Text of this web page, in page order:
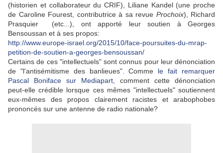
(historien et collaborateur du CRIF), Liliane Kandel (une proche
de Caroline Fourest, contributrice à sa revue Prochoix), Richard
Prasquier (etc...), ont apporté leur soutien à Georges
Bensoussan et à ses propos:
http://www.europe-israel.org/2015/10/face-poursuites-du-mrap-
petition-de-soutien-a-georges-bensoussan/
Certains de ces "intellectuels" sont connus pour leur dénonciation
de "l'antisémitisme des banlieues". Comme le fait remarquer
Pascal Boniface sur Mediapart , comment cette dénonciation
peut-elle crédible lorsque ces mêmes "intellectuels" soutiennent
eux-mêmes des propos clairement racistes et arabophobes
prononcés sur une antenne de radio nationale?